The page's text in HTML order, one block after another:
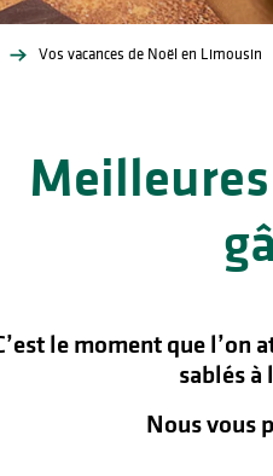
Vos vacances de Noël en Limousin
le moment que
sablés à
Nous vous